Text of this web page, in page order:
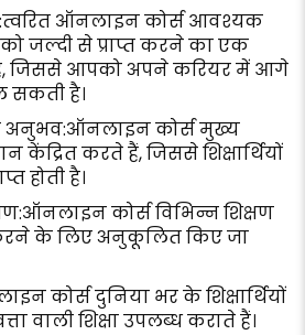
ऑनलाइन कोर्स आवश्यक
जल्दी से प्राप्त करने का एक
है, जिससे आपको अपने करियर में आगे
सकती है।
अनुभव:ऑनलाइन कोर्स मुख्य
केंद्रित करते हैं, जिससे शिक्षार्थियों
होती है।
कोर्स विभिन्न शिक्षण
के लिए अनुकूलित किए जा
कोर्स दुनिया भर के शिक्षार्थियों
वाली शिक्षा उपलब्ध कराते हैं।